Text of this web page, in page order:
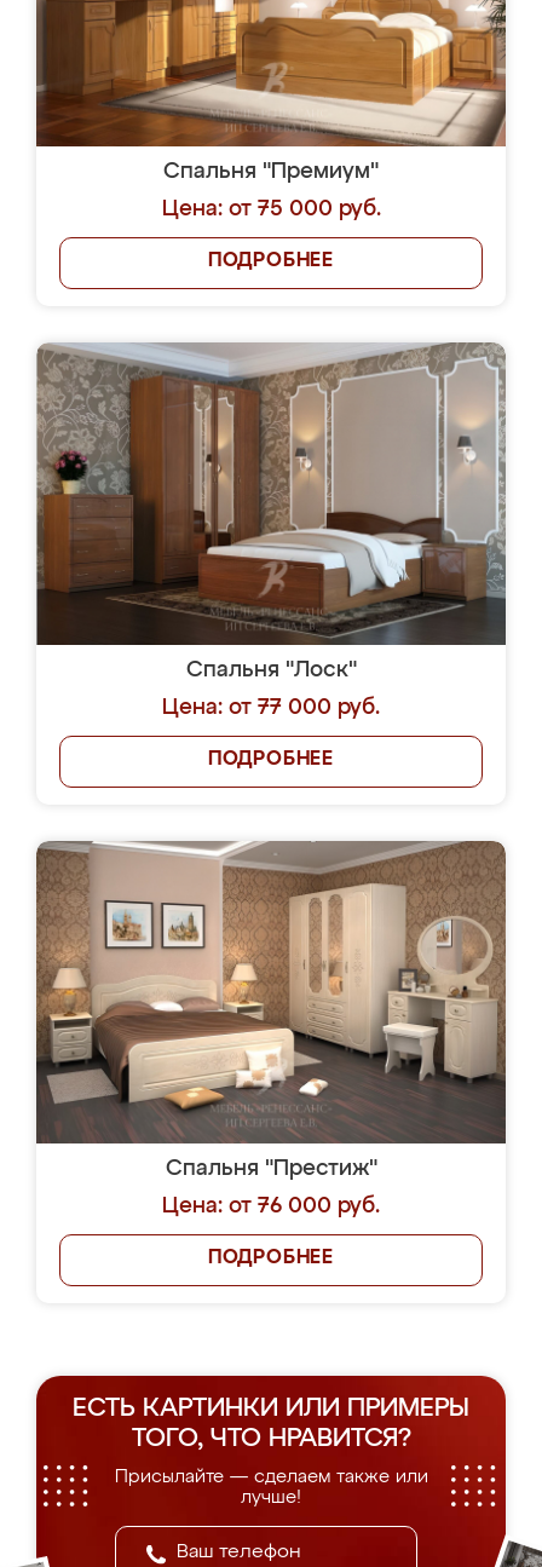
Спальня "Премиум"
Цена: от 75 000 руб.
ПОДРОБНЕЕ
Спальня "Лоск"
Цена: от 77 000 руб.
ПОДРОБНЕЕ
Спальня "Престиж"
Цена: от 76 000 руб.
ПОДРОБНЕЕ
ЕСТЬ КАРТИНКИ ИЛИ ПРИМЕРЫ
ТОГО, ЧТО НРАВИТСЯ?
Присылайте — сделаем также или
лучше!